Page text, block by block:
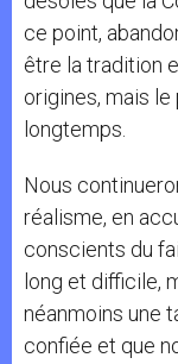
ce point,
être la tradition
origines, mais le
longtemps.
Nous
réalisme, en
conscients du
long et difficile,
néanmoins une
confiée et que